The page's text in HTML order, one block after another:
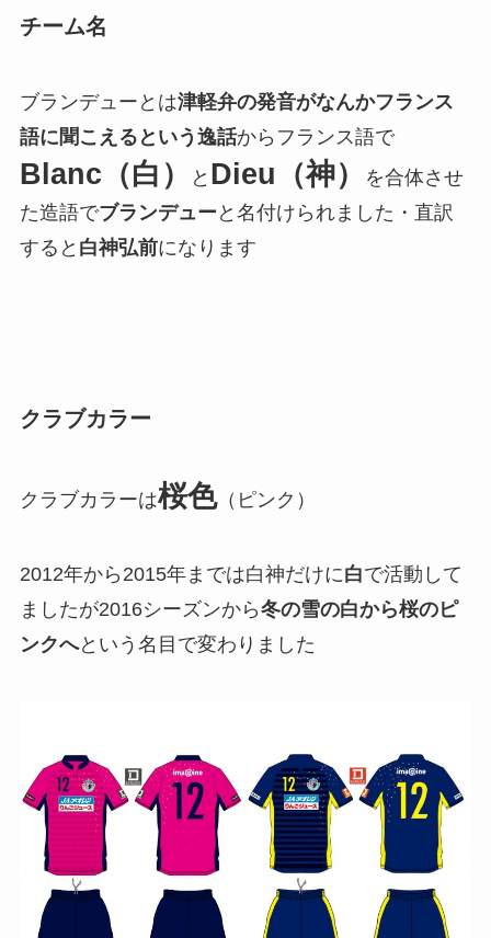
チーム名
ブランデューとは津軽弁の発音がなんかフランス
語に聞こえるという逸話からフランス語で
Blanc（白） と Dieu（神）
を合体させ
た造語でブランデュー と名付けられました・直訳
すると 白神弘前になります
クラブカラー
クラブカラーは桜色（ピンク）
2012年から2015年までは白神だけに白で活動して
ましたが2016シーズンから冬の雪の白から桜のピ
ンクへという名目で変わりました